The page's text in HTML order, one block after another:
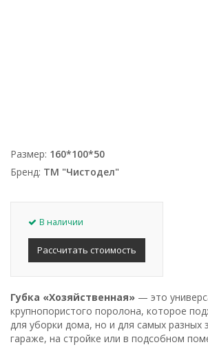
Размер: 160*100*50
Бренд: ТМ "Чистодел"
В наличии
Рассчитать стоимость
Губка «Хозяйственная» — это
крупнопористого поролона, которое
для уборки дома, но и для самых разных
гараже, на стройке или в подсобном